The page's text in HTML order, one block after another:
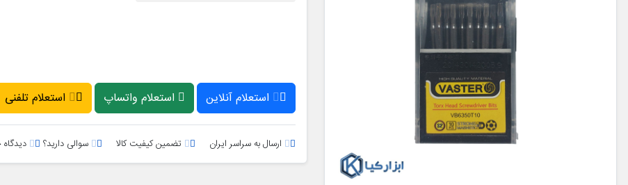
استعلام آنلاین استعلام واتساپ استعلام تلفنی
ارسال به سراسر ایران تضمین کیفیت کالا سوالی دارید؟ دیدگاه